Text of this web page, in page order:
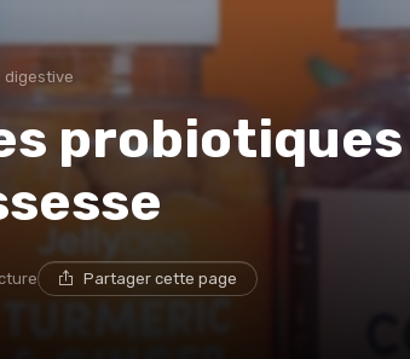
digestive
probiotiques
Partager cette page